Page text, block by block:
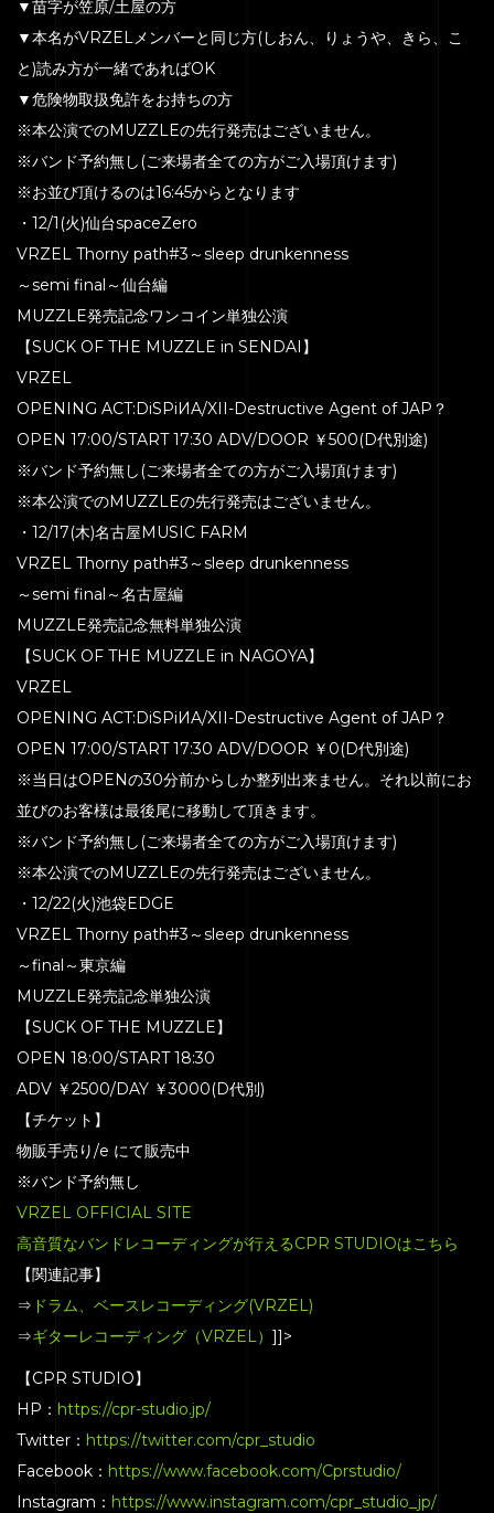
HOME
SERVICE
PRICE
ACCESS
BLOG
CONTACT
▼苗字が笠原/土屋の方
▼本名がVRZELメンバーと同じ方(しおん、りょうや、きら、こ
と)読み方が一緒であればOK
▼危険物取扱免許をお持ちの方
※本公演でのMUZZLEの先行発売はございません。
※バンド予約無し(ご来場者全ての方がご入場頂けます)
※お並び頂けるのは16:45からとなります
・12/1(火)仙台spaceZero
VRZEL Thorny path#3～sleep drunkenness
～semi final～仙台編
MUZZLE発売記念ワンコイン単独公演
【SUCK OF THE MUZZLE in SENDAI】
VRZEL
OPENING ACT:DiSPiИA/XII-Destructive Agent of JAP？
OPEN 17:00/START 17:30 ADV/DOOR ￥500(D代別途)
※バンド予約無し(ご来場者全ての方がご入場頂けます)
※本公演でのMUZZLEの先行発売はございません。
・12/17(木)名古屋MUSIC FARM
VRZEL Thorny path#3～sleep drunkenness
～semi final～名古屋編
MUZZLE発売記念無料単独公演
【SUCK OF THE MUZZLE in NAGOYA】
VRZEL
OPENING ACT:DiSPiИA/XII-Destructive Agent of JAP？
OPEN 17:00/START 17:30 ADV/DOOR ￥0(D代別途)
※当日はOPENの30分前からしか整列出来ません。それ以前にお
並びのお客様は最後尾に移動して頂きます。
※バンド予約無し(ご来場者全ての方がご入場頂けます)
※本公演でのMUZZLEの先行発売はございません。
・12/22(火)池袋EDGE
VRZEL Thorny path#3～sleep drunkenness
～final～東京編
MUZZLE発売記念単独公演
【SUCK OF THE MUZZLE】
OPEN 18:00/START 18:30
ADV ￥2500/DAY ￥3000(D代別)
【チケット】
物販手売り/e にて販売中
※バンド予約無し
VRZEL OFFICIAL SITE
高音質なバンドレコーディングが行えるCPR STUDIOはこちら
【関連記事】
⇒ ドラム、ベースレコーディング(VRZEL)
⇒ギターレコーディング（VRZEL） ]]>
【CPR STUDIO】
HP： https://cpr-studio.jp/
Twitter： https://twitter.com/cpr_studio
Facebook： https://www.facebook.com/Cprstudio/
Instagram： https://www.instagram.com/cpr_studio_jp/